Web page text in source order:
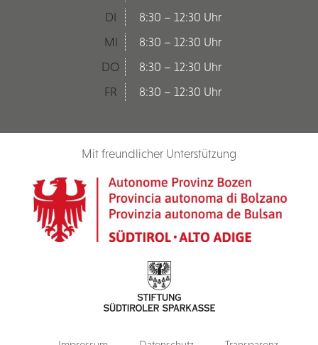
DI
8:30 – 12:30 Uhr
MI
8:30 – 12:30 Uhr
DO
8:30 – 12:30 Uhr
FR
8:30 – 12:30 Uhr
Mit freundlicher Unterstützung